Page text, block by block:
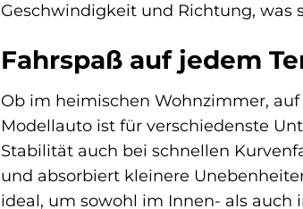
Geschwindigkeit und Richtung, was
Fahrspaß auf jedem
Ob im heimischen Wohnzimmer, auf
Modellauto ist für verschiedenste
Stabilität auch bei schnellen
und absorbiert kleinere
ideal, um sowohl im Innen- als auch